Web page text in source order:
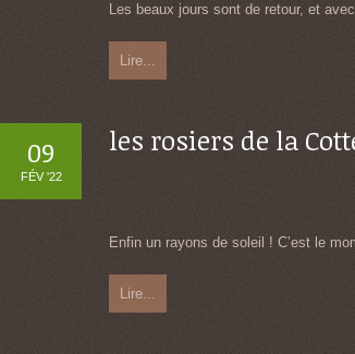
Les beaux jours sont de retour, et
Lire...
09
FÉV '22
les rosiers de la
Enfin un rayons de soleil ! C’est le
Lire...